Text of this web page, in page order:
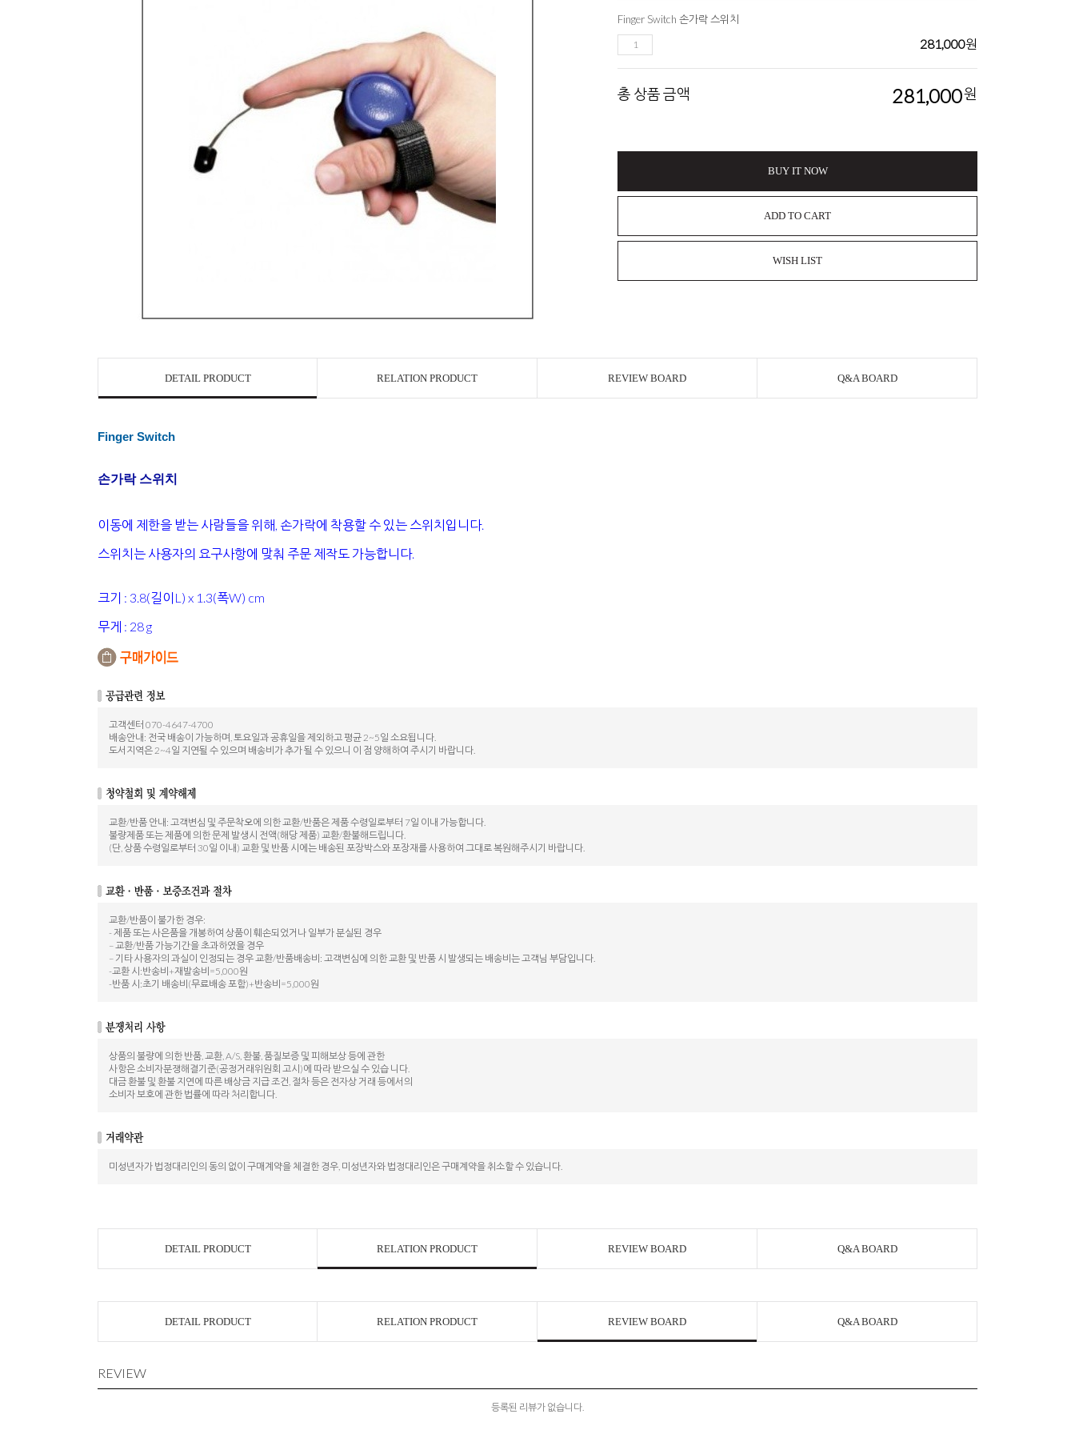
Finger Switch 손가락 스위치
281,000원
총 상품 금액 281,000원
BUY IT NOW
ADD TO CART
WISH LIST
DETAIL PRODUCT RELATION PRODUCT REVIEW BOARD Q&A BOARD
Finger Switch
손가락 스위치
이동에 제한을 받는 사람들을 위해, 손가락에 착용할 수 있는 스위치입니다.
스위치는 사용자의 요구사항에 맞춰 주문 제작도 가능합니다.
크기 : 3.8(길이L) x 1.3(폭W) cm
무게 : 28 g
고객센터 070-4647-4700
배송안내: 전국 배송이 가능하며, 토요일과 공휴일을 제외하고 평균 2~5일 소요됩니다.
도서지역은 2~4일 지연될 수 있으며 배송비가 추가 될 수 있으니 이 점 양해하여 주시기 바랍니다.
교환/반품 안내: 고객변심 및 주문착오에 의한 교환/반품은 제품 수령일로부터 7일 이내 가능합니다.
불량제품 또는 제품에 의한 문제 발생시 전액(해당 제품) 교환/환불해드립니다.
(단, 상품 수령일로부터 30일 이내) 교환 및 반품 시에는 배송된 포장박스와 포장재를 사용하여 그대로 복원해주시기 바랍니다.
교환/반품이 불가한 경우:
- 제품 또는 사은품을 개봉하여 상품이 훼손되었거나 일부가 분실된 경우
– 교환/반품 가능기간을 초과하였을 경우
– 기타 사용자의 과실이 인정되는 경우 교환/반품배송비: 고객변심에 의한 교환 및 반품 시 발생되는 배송비는 고객님 부담입니다.
-교환 시:반송비+재발송비=5,000원
-반품 시:초기 배송비(무료배송 포함)+반송비=5,000원
상품의 불량에 의한 반품, 교환, A/S, 환불, 품질보증 및 피해보상 등에 관한
사항은 소비자분쟁해결기준(공정거래위원회 고시)에 따라 받으실 수 있습 니다.
대금 환불 및 환불 지연에 따른 배상금 지급 조건, 절차 등은 전자상 거래 등에서의
소비자 보호에 관한 법률에 따라 처리합니다.
미성년자가 법정대리인의 동의 없이 구매계약을 체결한 경우, 미성년자와 법정대리인은 구매계약을 취소할 수 있습니다.
DETAIL PRODUCT RELATION PRODUCT REVIEW BOARD Q&A BOARD
DETAIL PRODUCT RELATION PRODUCT REVIEW BOARD Q&A BOARD
REVIEW
등록된 리뷰가 없습니다.